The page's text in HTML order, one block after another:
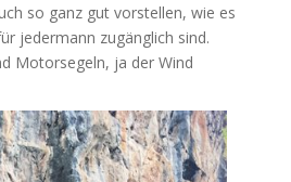
so ganz gut vorstellen, wie es
jedermann zugänglich sind.
Motorsegeln, ja der Wind